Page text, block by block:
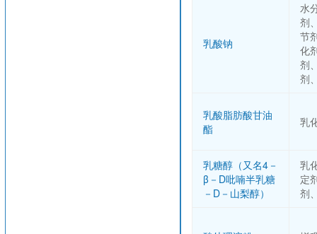
乳酸钠
水
剂
节
化
剂
剂
乳酸脂肪酸甘油
酯
乳
乳糖醇（又名4－
β－D吡喃半乳糖
－D－山梨醇）
乳
定
剂